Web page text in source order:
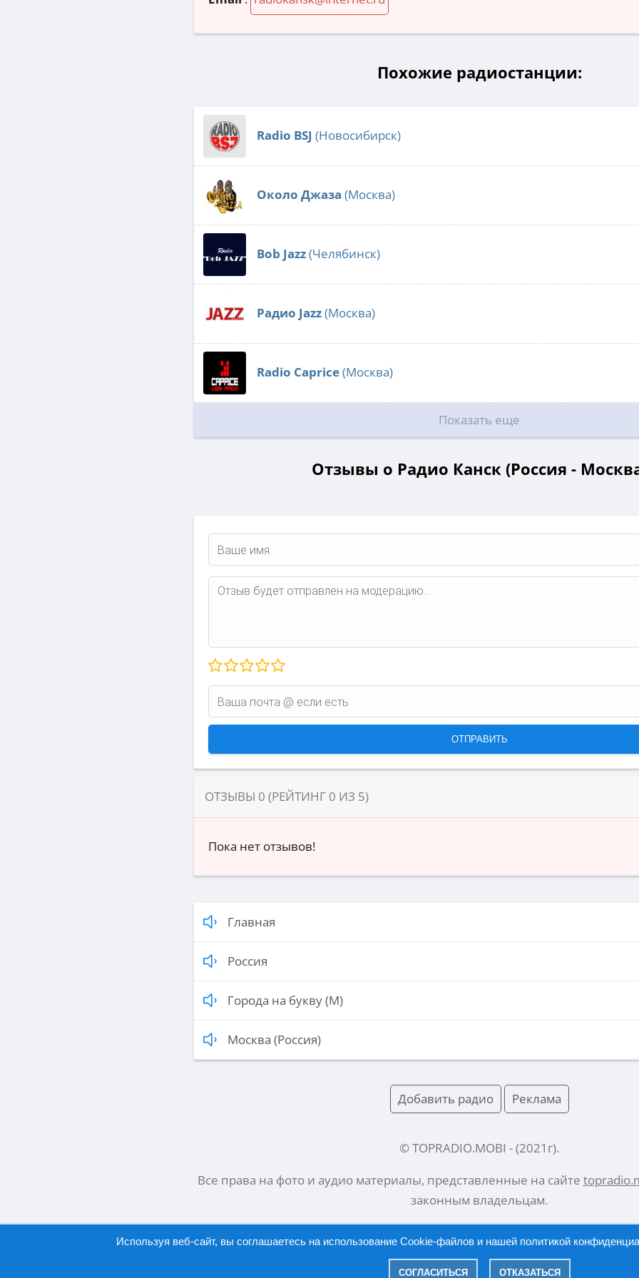
Похожие радиостанции:
Radio BSJ (Новосибирск)
Около Джаза (Москва)
Bob Jazz(Челябинск)
Радио Jazz(Москва)
Radio Caprice(Москва)
Показать еще
Отзывы о Радио Канск (Россия -
ОТЗЫВЫ 0 (РЕЙТИНГ 0 ИЗ 5)
Пока нет отзывов!
Главная
Россия
Города на букву (М)
Москва (Россия)
Добавить радио Реклама
© TOPRADIO.MOBI - (2021 г).
Все права на фото и аудио материалы, представленные на сайте
законным владельцам.
Русский | English
Используя веб-сайт, вы соглашаетесь на использование Cookie-файлов и нашей политикой
СОГЛАСИТЬСЯ ОТКАЗАТЬСЯ